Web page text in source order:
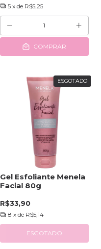
5 x de R$5,25
COMPRAR
ESGOTADO
Gel Esfoliante Menela
Facial 80g
R$33,90
8 x de R$5,14
ESGOTADO